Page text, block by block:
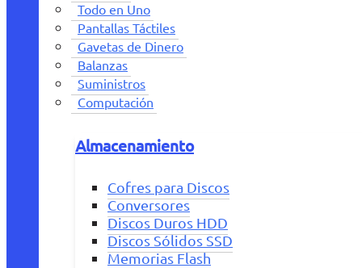
Todo en Uno
Pantallas Táctiles
Gavetas de Dinero
Balanzas
Suministros
Computación
Almacenamiento
Cofres para Discos
Conversores
Discos Duros HDD
Discos Sólidos SSD
Memorias Flash